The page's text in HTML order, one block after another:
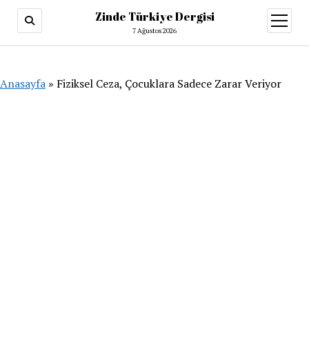
Zinde Türkiye Dergisi
7 Ağustos 2026
aç
Anasayfa » Fiziksel Ceza, Çocuklara Sadece Zarar Veriyor